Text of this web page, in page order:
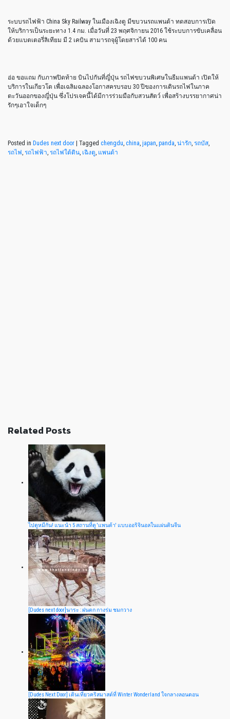
ระบบรถไฟฟ้า China Sky Railway ในเมืองเฉิงตู มีขบวนรถแพนด้า ทดสอบการเปิด
ให้บริการเป็นระยะทาง 1.4 กม. เมื่อวันที่ 23 พฤศจิกายน 2016 ใช้ระบบการขับเคลื่อน
ด้วยแบตเตอรี่ลิเทียม มี 2 เคบิน สามารถจุผู้โดยสารได้ 100 คน
อ่อ ขอแถม กับภาพปิดท้าย บินไปกันที่ญี่ปุ่น รถไฟขบวนพิเศษในธีมแพนด้า เปิดให้
บริการในเกียวโต เพื่อเฉลิมฉลองโอกาสครบรอบ 30 ปีของการเดินรถไฟในภาค
ตะวันออกของญี่ปุ่น ซึ่งโปรเจคนี้ได้มีการร่วมมือกับสวนสัตว์ เพื่อสร้างบรรยากาศน่า
รักๆเอาใจเด็กๆ
Posted in Dudes next door | Tagged chengdu china japan panda น่ารัก รถบัส
รถไฟ รถไฟฟ้า รถไฟใต้ดิน เฉิงตู แพนด้า
Related Posts
ไปดูหมีกัน! แนะนำ 5 สถานที่ดู 'แพนด้า' แบบออริจินอลในแผ่นดินจีน
[Dudes next door]นาระ : ฝนตก กางร่ม ชมกวาง
[Dudes Next Door] เดินเที่ยวคริสมาสต์ที่ Winter Wonderland ใจกลางลอนดอน